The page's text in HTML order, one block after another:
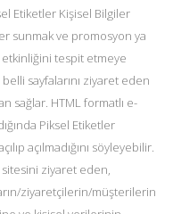
Etiketler Kişisel Bilgiler
sunmak ve promosyon ya
etkinliğini tespit etmeye
sayfalarını ziyaret eden
sağlar. HTML formatlı e-
Piksel Etiketler
açılmadığını söyleyebilir.
ziyaret eden,
ziyaretçilerin/müşterilerin